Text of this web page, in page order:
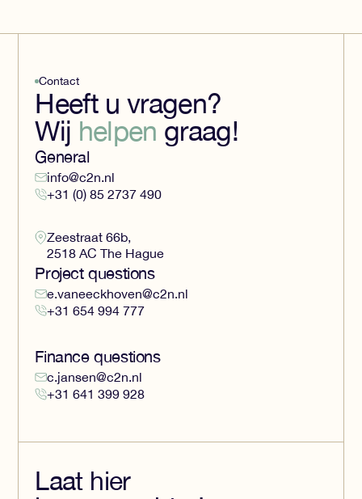
Contact
Heeft u vragen?
Wij helpen graag!
General
info@c2n.nl
+31 (0) 85 2737 490
Zeestraat 66b,
2518 AC The Hague
Project questions
e.vaneeckhoven@c2n.nl
+31 654 994 777
Finance questions
c.jansen@c2n.nl
+31 641 399 928
Laat hier